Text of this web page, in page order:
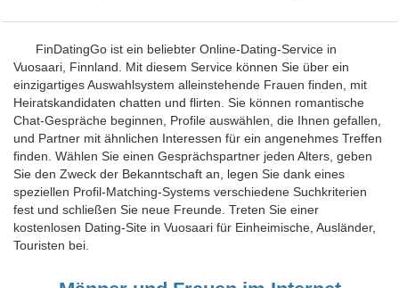
FinDatingGo ist ein beliebter Online-Dating-Service in
Vuosaari, Finnland. Mit diesem Service können Sie über ein
einzigartiges Auswahlsystem alleinstehende Frauen finden, mit
Heiratskandidaten chatten und flirten. Sie können romantische
Chat-Gespräche beginnen, Profile auswählen, die Ihnen gefallen,
und Partner mit ähnlichen Interessen für ein angenehmes Treffen
finden. Wählen Sie einen Gesprächspartner jeden Alters, geben
Sie den Zweck der Bekanntschaft an, legen Sie dank eines
speziellen Profil-Matching-Systems verschiedene Suchkriterien
fest und schließen Sie neue Freunde. Treten Sie einer
kostenlosen Dating-Site in Vuosaari für Einheimische, Ausländer,
Touristen bei.